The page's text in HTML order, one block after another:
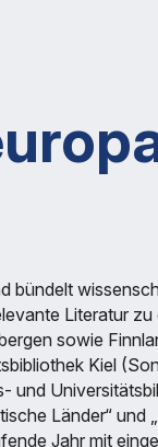
bündelt
Literatur zu
sowie
Kiel
und
Länder“ und
Jahr mit